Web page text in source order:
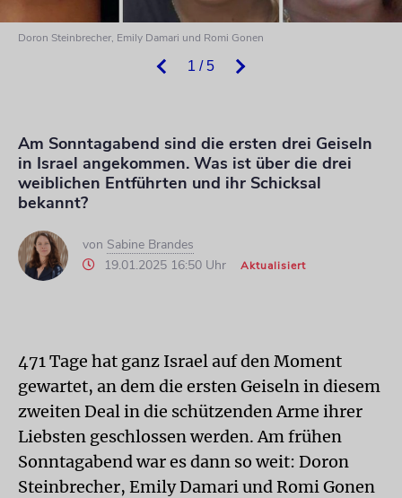
1 / 5
Doron Steinbrecher, Emily Damari und Romi Gonen
Am Sonntagabend sind die ersten drei Geiseln
in Israel angekommen. Was ist über die drei
weiblichen Entführten und ihr Schicksal
bekannt?
von Sabine Brandes
19.01.2025 16:50 Uhr
Aktualisiert
471 Tage hat ganz Israel auf den Moment
gewartet, an dem die ersten Geiseln in diesem
zweiten Deal in die schützenden Arme ihrer
Liebsten geschlossen werden. Am frühen
Sonntagabend war es dann so weit: Doron
Steinbrecher, Emily Damari und Romi Gonen